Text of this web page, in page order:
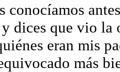
dices que vio
eran mis
más